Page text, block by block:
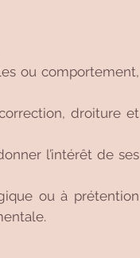
ou comportement,
droiture et
l’intérêt de ses
ou à prétention